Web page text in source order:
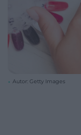
Autor: Getty Images